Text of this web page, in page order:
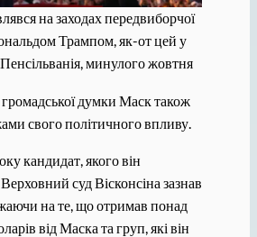
на заходах передвиборчої
Трампом, як-от цей у
минулого жовтня
думки Маск також
свого політичного впливу.
кандидат, якого він
суд Вісконсіна зазнав
на те, що отримав понад
від Маска та груп, які він